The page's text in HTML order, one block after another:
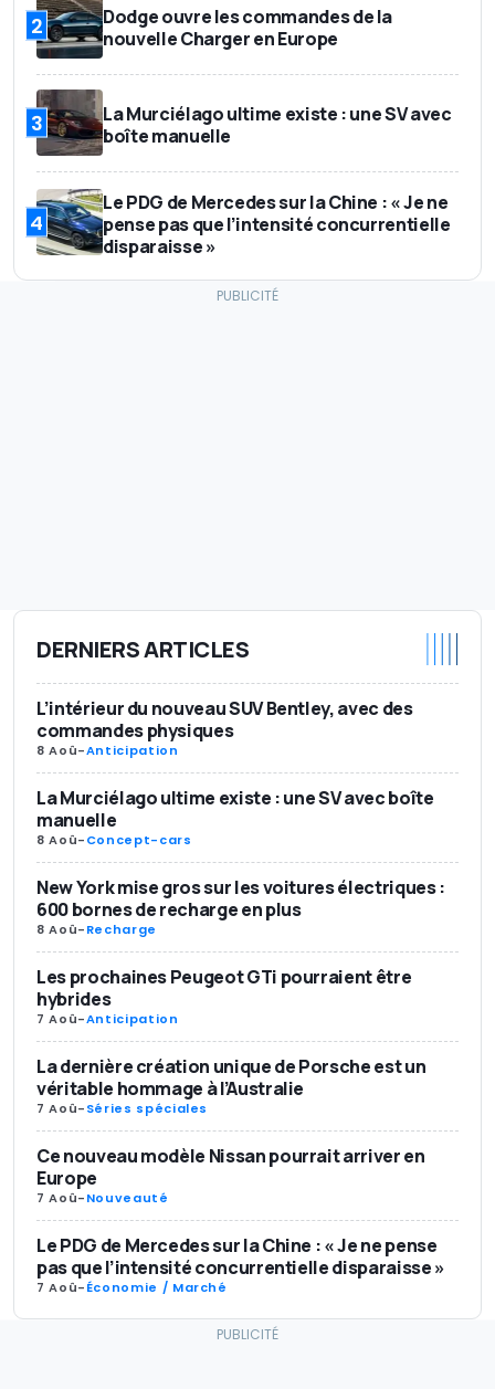
2
Dodge ouvre les commandes de la
nouvelle Charger en Europe
3
La Murciélago ultime existe : une SV avec
boîte manuelle
4
Le PDG de Mercedes sur la Chine : « Je ne
pense pas que l’intensité concurrentielle
disparaisse »
DERNIERS ARTICLES
L’intérieur du nouveau SUV Bentley, avec des
commandes physiques
8 Aoû-Anticipation
La Murciélago ultime existe : une SV avec boîte
manuelle
8 Aoû-Concept-cars
New York mise gros sur les voitures électriques :
600 bornes de recharge en plus
8 Aoû-Recharge
Les prochaines Peugeot GTi pourraient être
hybrides
7 Aoû-Anticipation
La dernière création unique de Porsche est un
véritable hommage à l’Australie
7 Aoû-Séries spéciales
Ce nouveau modèle Nissan pourrait arriver en
Europe
7 Aoû-Nouveauté
Le PDG de Mercedes sur la Chine : « Je ne pense
pas que l’intensité concurrentielle disparaisse »
7 Aoû-Économie / Marché